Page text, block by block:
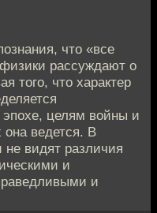
что «все
рассуждают о
того, что характер
эпохе, целям войны и
она ведется. В
не видят различия
и
и